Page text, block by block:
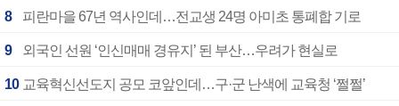
8 피란마을 67년 역사인데…전교생 24명 아미초 통폐합 기로
9 외국인 선원 ‘인신매매 경유지’ 된 부산…우려가 현실로
10 교육혁신선도지 공모 코앞인데…구·군 난색에 교육청 ‘쩔쩔’